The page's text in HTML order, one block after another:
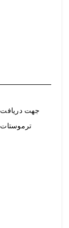
ترموستات